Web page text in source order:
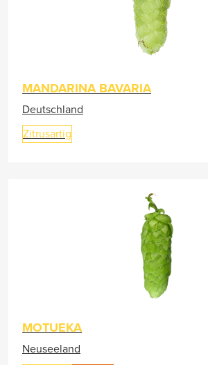
MANDARINA BAVARIA
Deutschland
Zitrusartig
MOTUEKA
Neuseeland